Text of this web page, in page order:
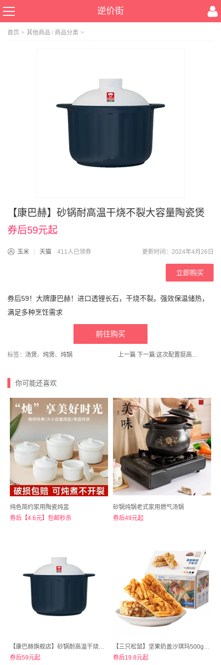
逆价街
首页 > 其他商品 / 商品分类 >
【康巴赫】砂锅耐高温干烧不裂大容量陶瓷煲
券后59元起
玉米 天猫 411人已领券 更新时间：2024年4月26日
立即购买
券后59！大牌康巴赫！进口透锂长石，干烧不裂。强效保温储热，
满足多种烹饪需求
前往购买
标签： 汤煲、 炖煲、 炖锅 上一篇 下一篇: 这次配置挺高！荣事达！家用电动刮痧仪
你可能还喜欢
纯色简约家用陶瓷炖盅
券后【4.6元】包邮秒杀
砂锅炖锅老式家用燃气汤锅
券后49元起
【康巴赫旗舰店】砂锅耐高温干烧不裂大容量陶瓷煲
券后59元起
【三只松鼠】坚果奶盖沙琪玛500g*2箱
券后19.8元起